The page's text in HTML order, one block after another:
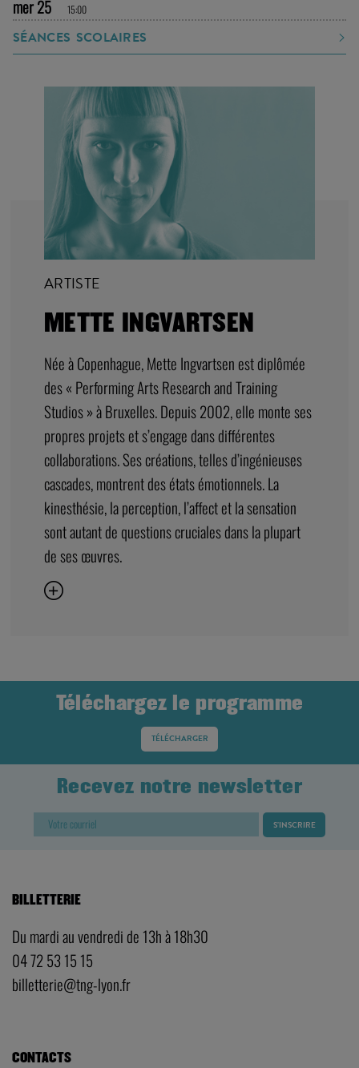
mer 25 15:00
SÉANCES SCOLAIRES
ARTISTE
METTE INGVARTSEN
Née à Copenhague, Mette Ingvartsen est diplômée
des « Performing Arts Research and Training
Studios » à Bruxelles. Depuis 2002, elle monte ses
propres projets et s’engage dans différentes
collaborations. Ses créations, telles d’ingénieuses
cascades, montrent des états émotionnels. La
kinesthésie, la perception, l’affect et la sensation
sont autant de questions cruciales dans la plupart
de ses œuvres.
Téléchargez le programme
TÉLÉCHARGER
Recevez notre newsletter
BILLETTERIE
Du mardi au vendredi de 13h à 18h30
04 72 53 15 15
billetterie@tng-lyon.fr
CONTACTS